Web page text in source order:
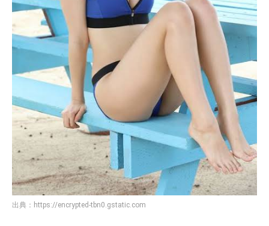
出典： https://encrypted-tbn0.gstatic.com